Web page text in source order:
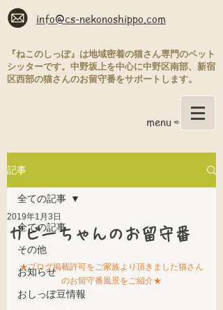
info@cs-nekonoshippo.com
『ねこのしっぽ』は地域密着の猫さん専門のペット
シッターです。中野坂上を中心に中野区南部、新宿
区西部の猫さんのお留守番をサポートします。
menu ⇨
記事
全ての記事
その他
お知らせ
おしっぽ豆情報
全ての記事
ガビーちゃんのお留守番
2019年1月3日
★ブログ掲載許可をご家族より頂きました猫さん
のお留守番風景をご紹介★